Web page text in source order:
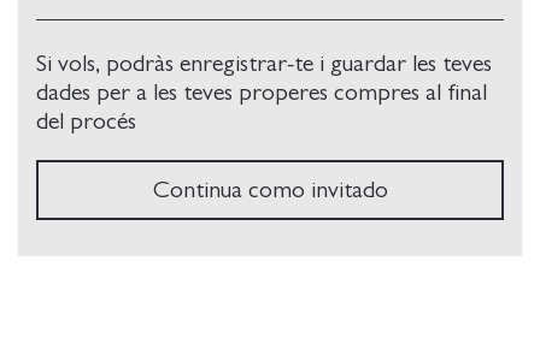
Si vols, podràs enregistrar-te i guardar les teves
dades per a les teves properes compres al final
del procés
Continua como invitado